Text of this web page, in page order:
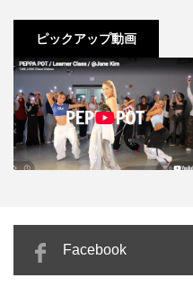
ピックアップ動画
POT」腰を落
Facebook